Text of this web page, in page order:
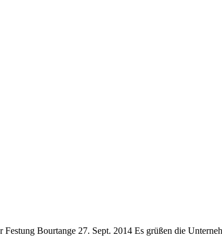
Festung Bourtange 27. Sept. 2014 Es grüßen die